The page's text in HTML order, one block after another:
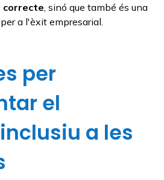
correcte, sinó que també és una
a l'èxit empresarial.
per
el
a les